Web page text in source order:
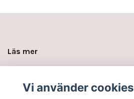
Läs mer
Vi använder cookies